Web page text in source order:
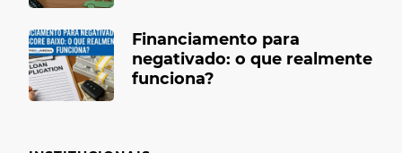
Financiamento para
negativado: o que realmente
funciona?